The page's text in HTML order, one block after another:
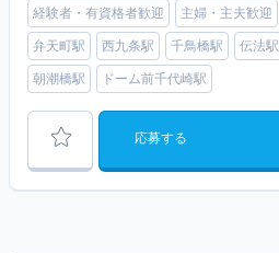
経験者・有資格者歓迎
主婦・主夫歓迎
弁天町駅
西九条駅 千鳥橋駅 伝法駅
朝潮橋駅
ドーム前千代崎駅
応募する